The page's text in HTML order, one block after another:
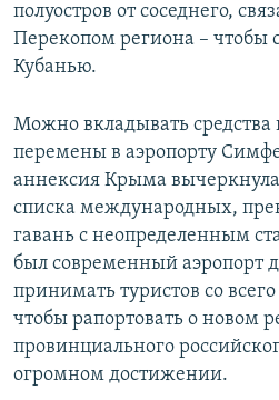
полуостров от соседнего,
Перекопом региона – чтобы
Кубанью.
Можно вкладывать средства
перемены в аэропорту
аннексия Крыма вычеркнула
списка международных,
гавань с неопределенным
был современный аэропорт
принимать туристов со
чтобы рапортовать о новом
провинциального
огромном достижении.